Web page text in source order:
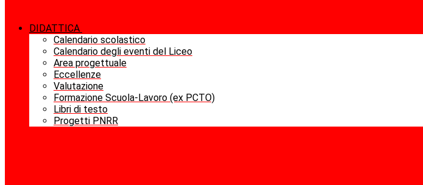
DIDATTICA
Calendario scolastico
Calendario degli eventi del Liceo
Area progettuale
Eccellenze
Valutazione
Formazione Scuola-Lavoro (ex PCTO)
Libri di testo
Progetti PNRR